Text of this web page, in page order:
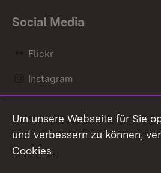
Social Media
Flickr
Instagram
Mastodon
Messenger
Um unsere Webseite für Sie
und verbessern zu können,
Cookies.